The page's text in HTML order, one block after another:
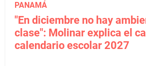
PANAMÁ
"En diciembre no hay
clase": Molinar explica el
calendario escolar 2027